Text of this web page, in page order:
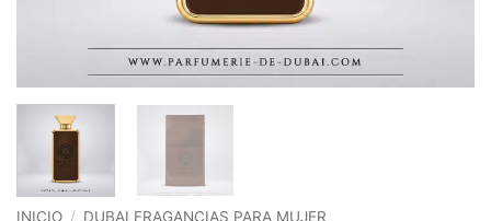
INICIO / DUBAI FRAGANCIAS PARA MUJER